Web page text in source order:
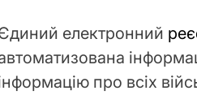
електронний
про всіх